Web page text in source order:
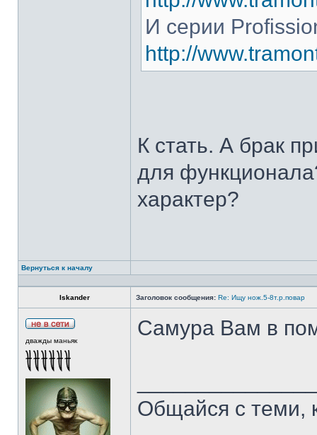
И серии
http://
К стать. А брак
для
характер?
Вернуться к началу
Iskander Заголовок сообщения: Re: Ищу нож.5-8т.р.повар
дважды маньяк
Самура Вам в
Общайся с теми,